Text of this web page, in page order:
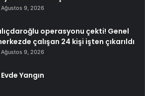
Ağustos 9, 2026
operasyonu çekti! Genel
çalışan 24 kişi işten çıkarıldı
Ağustos 9, 2026
Yangın